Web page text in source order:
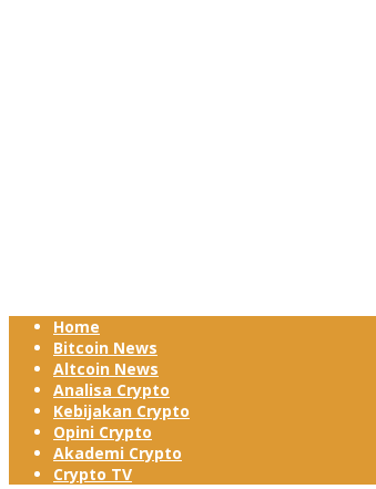
Home
Bitcoin News
Altcoin News
Analisa Crypto
Kebijakan Crypto
Opini Crypto
Akademi Crypto
Crypto TV